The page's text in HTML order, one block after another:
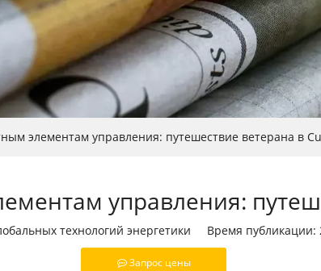
элементам управления: путешествие ветерана в
управления:
технологий энергетики Время
Запрос цены